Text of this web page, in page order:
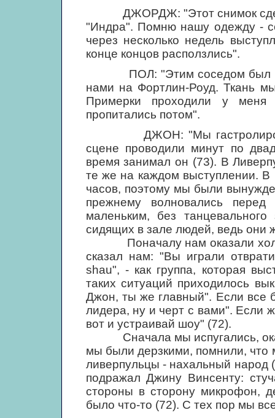
ДЖОРДЖ: "Этот снимок
"Индра". Помню нашу одежду -
через несколько недель
конце концов расползлись".
ПОЛ: "Этим соседом был
нами на Фортлин-Роуд. Ткань
Примерки проходили у
пропитались потом".
ДЖОН: "Мы
сцене проводили минут по
время занимал он (73). В
те же на каждом выступлении. В
часов, поэтому мы были
прежнему волновались
маленьким, без
сидящих в зале людей, ведь они
Поначалу нам оказали
сказал нам: "Вы играли
shau", - как группа, которая
таких ситуаций приходилось
Джон, ты же главный". Если все
лидера, ну и черт с вами". Если
вот и устраивай шоу" (72).
Сначала мы испугались,
мы были дерзкими, помнили, что
ливерпульцы - нахальный народ
подражал Джину Винсенту:
стороны в сторону микрофон,
было что-то (72). С тех пор мы